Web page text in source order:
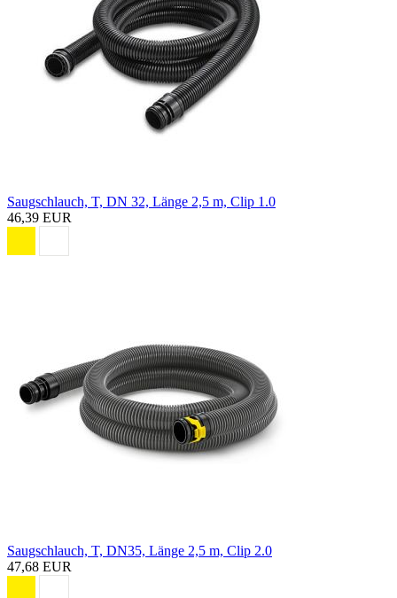
Saugschlauch, T, DN 32, Länge 2,5 m, Clip 1.0
46,39 EUR
Saugschlauch, T, DN35, Länge 2,5 m, Clip 2.0
47,68 EUR